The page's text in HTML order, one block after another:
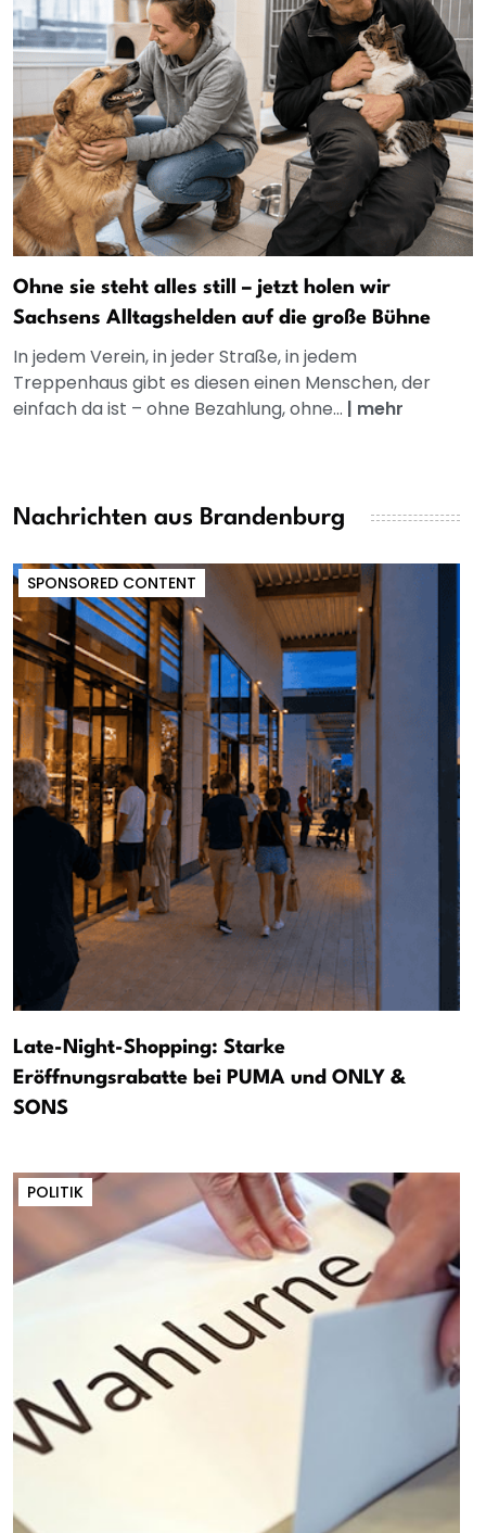
Ohne sie steht alles still – jetzt holen wir
Sachsens Alltagshelden auf die große Bühne
In jedem Verein, in jeder Straße, in jedem
Treppenhaus gibt es diesen einen Menschen, der
einfach da ist – ohne Bezahlung, ohne... | mehr
Nachrichten aus Brandenburg
SPONSORED CONTENT
Late-Night-Shopping: Starke
Eröffnungsrabatte bei PUMA und ONLY &
SONS
POLITIK